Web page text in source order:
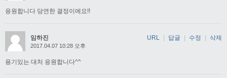
응원합니다 당연한 결정이에요!!
임하진
2017.04.07 10:28 오후
용기있는 대처 응원합니다^^
URL | 답글 | 수정 | 삭제